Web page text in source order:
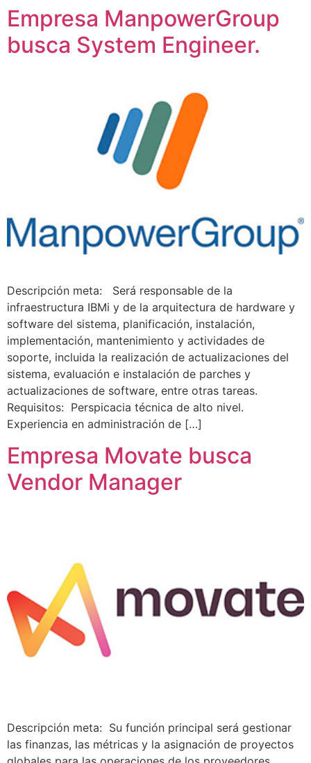
Empresa ManpowerGroup
busca System Engineer.
Descripción meta: Será responsable de la
infraestructura IBMi y de la arquitectura de hardware y
software del sistema, planificación, instalación,
implementación, mantenimiento y actividades de
soporte, incluida la realización de actualizaciones del
sistema, evaluación e instalación de parches y
actualizaciones de software, entre otras tareas.
Requisitos: Perspicacia técnica de alto nivel.
Experiencia en administración de […]
Empresa Movate busca
Vendor Manager
Descripción meta: Su función principal será gestionar
las finanzas, las métricas y la asignación de proyectos